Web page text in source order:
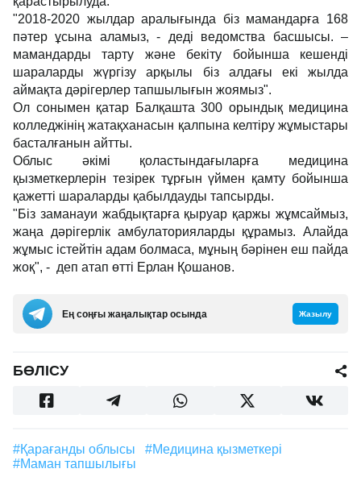
"2018-2020 жылдар аралығында біз мамандарға 168
пәтер ұсына аламыз, - деді ведомства басшысы. –
мамандарды тарту және бекіту бойынша кешенді
шараларды жүргізу арқылы біз алдағы екі жылда
аймақта дәрігерлер тапшылығын жоямыз".
Ол сонымен қатар Балқашта 300 орындық медицина
колледжінің жатақханасын қалпына келтіру жұмыстары
басталғанын айтты.
Облыс әкімі қоластындағыларға медицина
қызметкерлерін тезірек тұрғын үймен қамту бойынша
қажетті шараларды қабылдауды тапсырды.
"Біз заманауи жабдықтарға қыруар қаржы жұмсаймыз,
жаңа дәрігерлік амбулаторияларды құрамыз. Алайда
жұмыс істейтін адам болмаса, мұның бәрінен еш пайда
жоқ", - деп атап өтті Ерлан Қошанов.
Ең соңғы жаңалықтар осында Жазылу
БӨЛІСУ
#Қарағанды облысы
#медицина қызметкері
#маман тапшылығы